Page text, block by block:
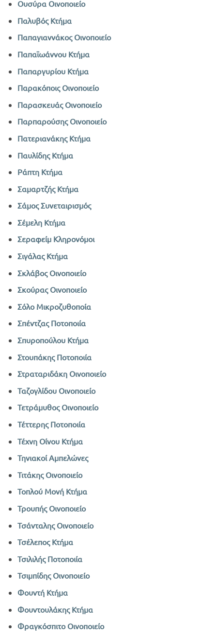
Ουσύρα Οινοποιείο
Παλυβός Κτήμα
Παπαγιαννάκος Οινοποιείο
Παπαϊωάννου Κτήμα
Παπαργυρίου Κτήμα
Παρακόποις Οινοποιείο
Παρασκευάς Οινοποιείο
Παρπαρούσης Οινοποιείο
Πατεριανάκης Κτήμα
Παυλίδης Κτήμα
Ράπτη Κτήμα
Σαμαρτζής Κτήμα
Σάμος Συνεταιρισμός
Σέμελη Κτήμα
Σεραφείμ Κληρονόμοι
Σιγάλας Κτήμα
Σκλάβος Οινοποιείο
Σκούρας Οινοποιείο
Σόλο Μικροζυθοποία
Σπέντζας Ποτοποιία
Σπυροπούλου Κτήμα
Στουπάκης Ποτοποιία
Στραταριδάκη Οινοποιείο
Ταζογλίδου Οινοποιείο
Τετράμυθος Οινοποιείο
Τέττερης Ποτοποιία
Τέχνη Οίνου Κτήμα
Τηνιακοί Αμπελώνες
Τιτάκης Οινοποιείο
Τοπλού Μονή Κτήμα
Τρουπής Οινοποιείο
Τσάνταλης Οινοποιείο
Τσέλεπος Κτήμα
Τσιλιλής Ποτοποιία
Τσιμπίδης Οινοποιείο
Φουντή Κτήμα
Φουντουλάκης Κτήμα
Φραγκόσπιτο Οινοποιείο